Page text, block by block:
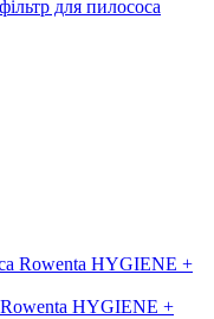
для пилососа
HYGIENE +